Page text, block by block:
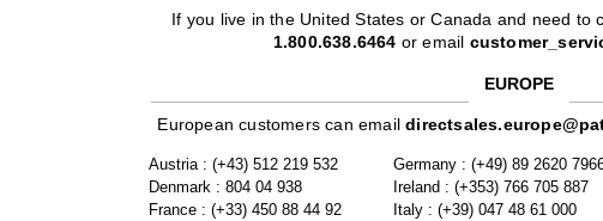
If you live in the United States or Canada and need to
1.800.638.6464 or email
EUROPE
European customers can email
Austria : (+43) 512 219 532
Denmark : 804 04 938
France : (+33) 450 88 44 92
Germany : (+49) 89 2620
Ireland : (+353) 766 705 887
Italy : (+39) 047 48 61 000